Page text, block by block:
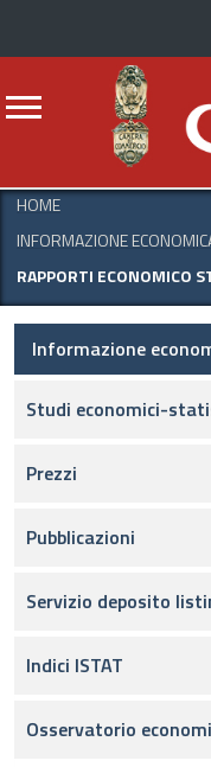
HOME
INFORMAZIONE
RAPPORTI ECONOMICO
Informazione
Studi economici-
Prezzi
Pubblicazioni
Servizio deposito
Indici ISTAT
Osservatorio